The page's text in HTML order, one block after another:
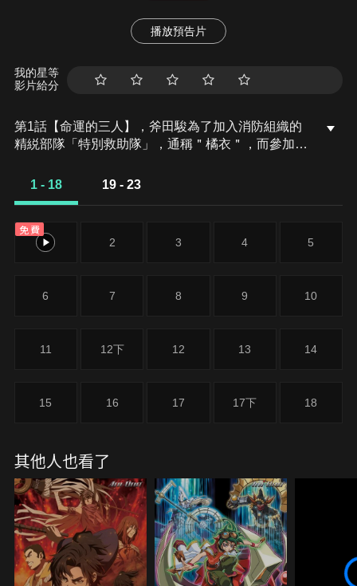
播放預告片
我的星等
影片給分
第1話【命運的三人】，斧田駿為了加入消防組織的
精綐部隊「特別救助隊」，通稱＂橘衣＂，而參加了
位散發出異樣存在感的人、十朱大吾…。斧田駿為了
跨越了種種條件，在每年500人中只錄取50人救援選
拔考試中一次合格，確信自己將踏上光榮的道路。而
＂中，他還遇見了同為19歲的異樣存在、十朱大
1 - 18 19 - 23
免費
1 2 3 4 5
6 7 8 9 10
11 12下 12 13 14
15 16 17 17下 18
其他人也看了